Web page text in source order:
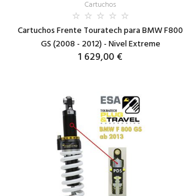
Cartuchos
Cartuchos Frente Touratech para BMW F800
GS (2008 - 2012) - Nivel Extreme
1 629,00 €